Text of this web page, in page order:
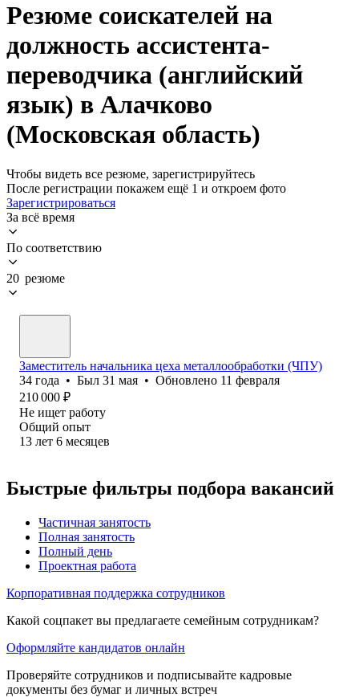
Резюме соискателей на
должность ассистента-
переводчика (английский
язык) в Алачково
(Московская область)
Чтобы видеть все резюме, зарегистрируйтесь
После регистрации покажем ещё 1 и откроем фото
Зарегистрироваться
За всё время
По соответствию
20 резюме
Заместитель начальника цеха металлообработки (ЧПУ)
34 года • Был 31 мая • Обновлено 11 февраля
210 000 ₽
Не ищет работу
Общий опыт
13 лет 6 месяцев
Быстрые фильтры подбора вакансий
Частичная занятость
Полная занятость
Полный день
Проектная работа
Корпоративная поддержка сотрудников
Какой соцпакет вы предлагаете семейным сотрудникам?
Оформляйте кандидатов онлайн
Проверяйте сотрудников и подписывайте кадровые
документы без бумаг и личных встреч